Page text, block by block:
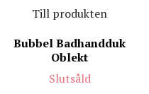
Till produkten
Bubbel Badhandduk
Oblekt
Slutsåld